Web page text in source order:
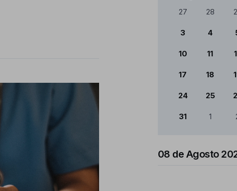
Calendário
27 28
3 4
10 11
17 18
24 25
31 1
08 de Agosto